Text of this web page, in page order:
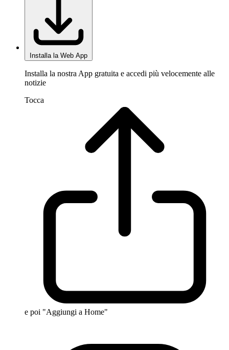
Installa la Web App
Installa la nostra App gratuita e accedi più velocemente alle
notizie
Tocca
e poi "Aggiungi a Home"